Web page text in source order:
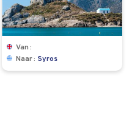
Van
Naar
Syros